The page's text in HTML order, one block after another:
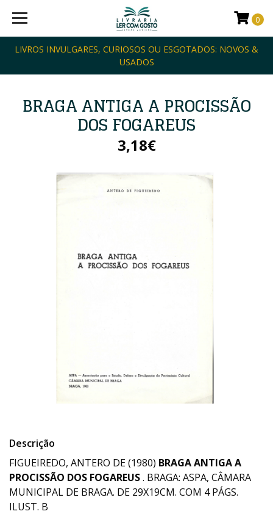
LIVROS INVULGARES, CURIOSOS OU ESGOTADOS: NOVOS &
USADOS
0
BRAGA ANTIGA A PROCISSÃO
DOS FOGAREUS
3,18€
Descrição
FIGUEIREDO, ANTERO DE (1980) BRAGA ANTIGA A
PROCISSÃO DOS FOGAREUS. BRAGA: ASPA, CÂMARA
MUNICIPAL DE BRAGA. DE 29X19CM. COM 4 PÁGS.
ILUST. B